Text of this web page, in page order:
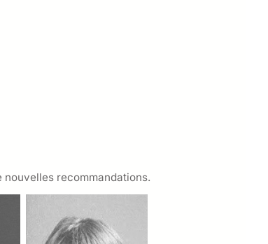
nouvelles recommandations.